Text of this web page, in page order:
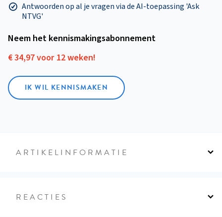
Antwoorden op al je vragen via de AI-toepassing 'Ask
NTVG'
Neem het kennismakings­abonnement
€ 34,97 voor 12 weken!
IK WIL KENNISMAKEN
ARTIKELINFORMATIE
REACTIES